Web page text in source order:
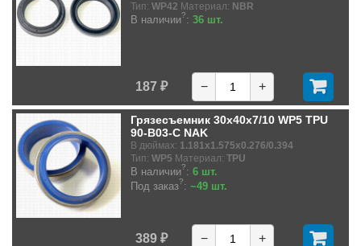
Тип: WP42 Материал: NBR
В наличии?: 36 шт.
187 ₽ − +
Грязесъемник 30x40x7/10 WP5 TPU
90-B03-C NAK
В дюймах: 1.181x1.575x0.276/0.394
Тип: WP5 Материал: TPU
В наличии?: 6 шт.
Под заказ?: ~49 шт.
389 ₽ − +